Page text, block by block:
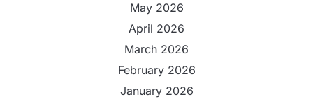
May 2026
April 2026
March 2026
February 2026
January 2026